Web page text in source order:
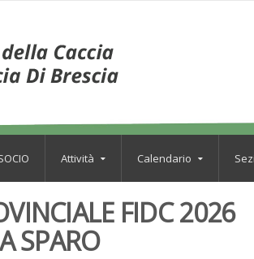
Attività Calendario
FIDC 2026
SPARO